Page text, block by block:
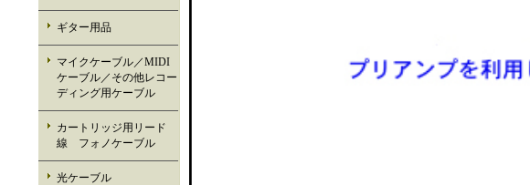
ギター用品
マイクケーブル／MIDI
ケーブル／その他レコー
ディング用ケーブル
カートリッジ用リード
線 フォノケーブル
光ケーブル